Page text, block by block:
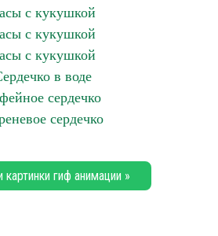
с кукушкой
с кукушкой
с кукушкой
в воде
сердечко
сердечко
картинки гиф анимации »